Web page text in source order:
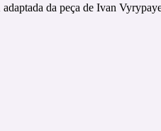
da peça de Ivan